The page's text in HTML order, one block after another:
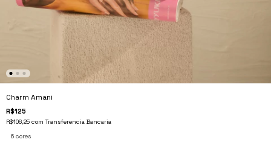
Charm Amani
R$125
R$106,25 com Transferencia Bancaria
6 cores